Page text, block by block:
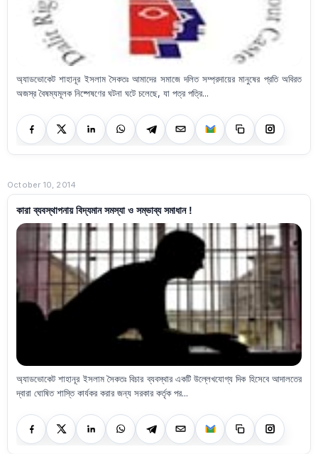
অ্যাডভোকেট শাহানূর ইসলাম সৈকতঃ আমাদের সমাজে দলিত সম্প্রদায়ের মানুষের প্রতি অবিরত
অজস্র বৈষম্যমূলক নিষ্পেষণের ঘটনা ঘটে চলেছে, যা পত্র পত্রি...
October 10, 2014
কারা ব্যবস্থাপনায় বিদ্যমান সমস্যা ও সম্ভাব্য সমাধান !
অ্যাডভোকেট শাহানূর ইসলাম সৈকতঃ বিচার ব্যবস্থার একটি উল্লেখযোগ্য দিক হিসেবে আদালতের
দ্বারা ঘোষিত শাস্তি কার্যকর করার জন্য সরকার কর্তৃক পর...